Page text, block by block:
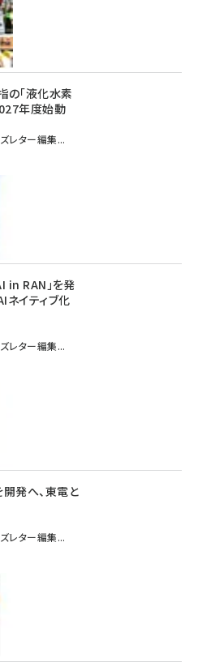
の「液化水素
年度始動
レター編集...
in RAN」を発
イティブ化
レター編集...
発へ、東電と
レター編集...